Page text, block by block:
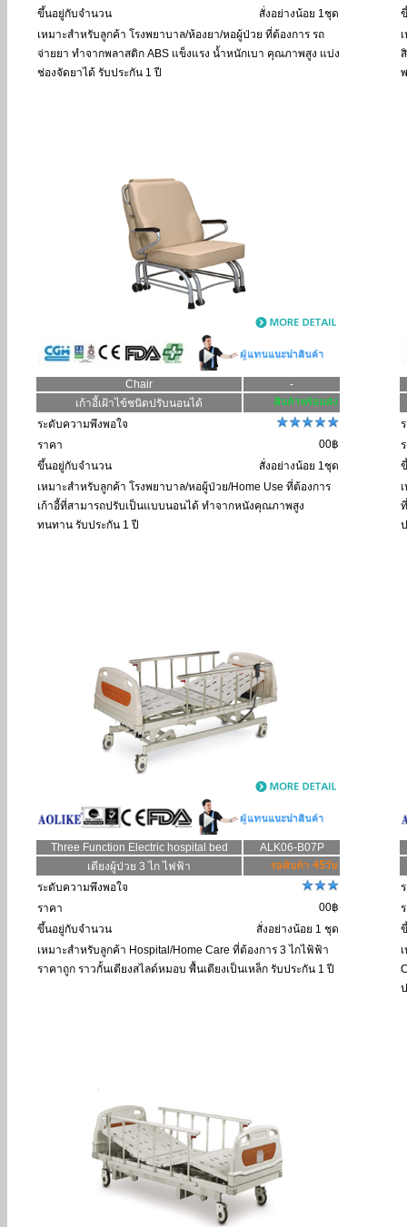
ขึ้นอยู่กับจำนวน
สั่งอย่างน้อย 1ชุด
เหมาะสำหรับลูกค้า โรงพยาบาล/ห้องยา/หอผู้ป่วย ที่ต้องการ รถ
จ่ายยา ทำจากพลาสติก ABS แข็งแรง น้ำหนักเบา คุณภาพสูง แบ่ง
ช่องจัดยาได้ รับประกัน 1 ปี
Chair
-
เก้าอี้เฝ้าไข้ชนิดปรับนอนได้
ระดับความพึงพอใจ
ราคา
00฿
ขึ้นอยู่กับจำนวน
สั่งอย่างน้อย 1ชุด
เหมาะสำหรับลูกค้า โรงพยาบาล/หอผู้ป่วย/Home Use ที่ต้องการ
เก้าอี้ที่สามารถปรับเป็นแบบนอนได้ ทำจากหนังคุณภาพสูง
ทนทาน รับประกัน 1 ปี
Three Function Electric hospital bed
ALK06-B07P
เตียงผู้ป่วย 3 ไก ไฟฟ้า
ระดับความพึงพอใจ
ราคา
00฿
ขึ้นอยู่กับจำนวน
สั่งอย่างน้อย 1 ชุด
เหมาะสำหรับลูกค้า Hospital/Home Care ที่ต้องการ 3 ไกไฟ้ฟ้า
ราคาถูก ราวกั้นเตียงสไลด์หมอบ พื้นเตียงเป็นเหล็ก รับประกัน 1 ปี